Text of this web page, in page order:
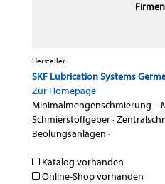
Hersteller
SKF Lubrication Systems
Zur Homepage
Minimalmengenschmierung –
Schmierstoffgeber·
Beölungsanlagen ·
Katalog vorhanden
Online-Shop vorhanden